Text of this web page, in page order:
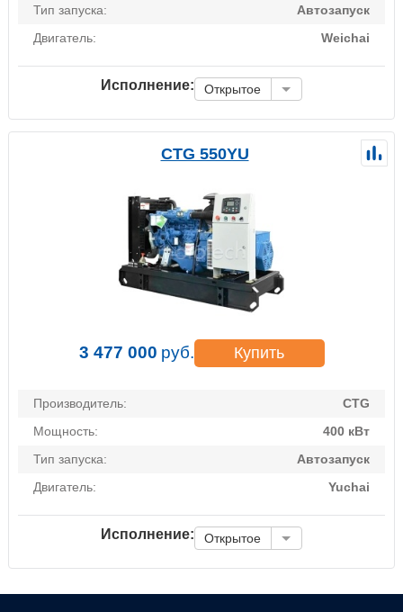
Тип запуска:
Автозапуск
Двигатель:
Weichai
Исполнение: Открытое
CTG 550YU
3 477 000 руб. Купить
Производитель:
CTG
Мощность:
400 кВт
Тип запуска:
Автозапуск
Двигатель:
Yuchai
Исполнение: Открытое